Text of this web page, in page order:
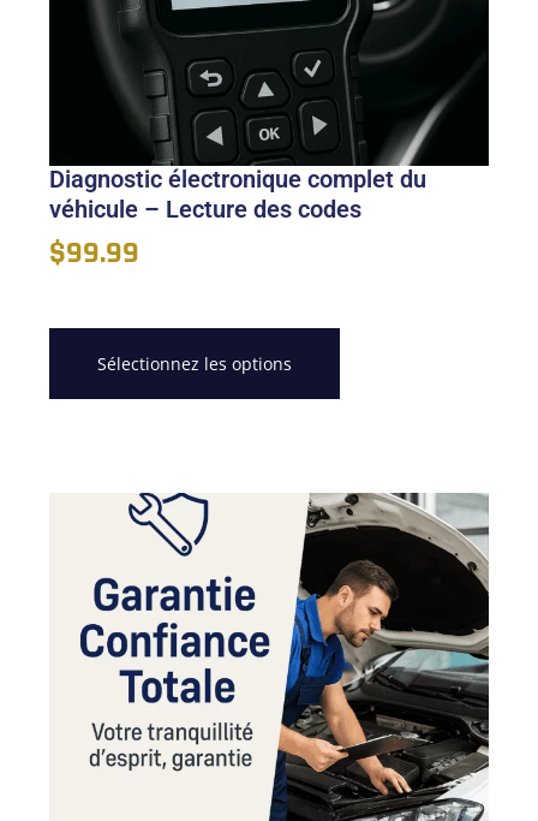
Diagnostic électronique complet du
véhicule – Lecture des codes
$99.99
Sélectionnez les options